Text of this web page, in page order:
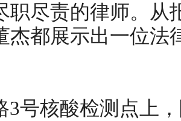
职尽责的律师。从
杰都展示出一位法
3号核酸检测点上